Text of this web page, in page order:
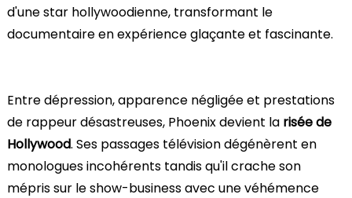
d'une star hollywoodienne, transformant le
documentaire en expérience glaçante et fascinante.
Entre dépression, apparence négligée et prestations
de rappeur désastreuses, Phoenix devient la risée de
Hollywood. Ses passages télévision dégénèrent en
monologues incohérents tandis qu'il crache son
mépris sur le show-business avec une véhémence